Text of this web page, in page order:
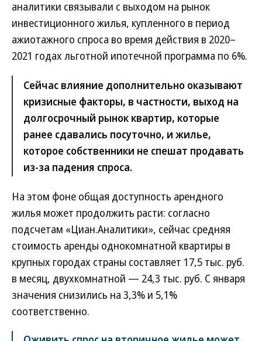
аналитики связывали с выходом на рынок
инвестиционного жилья, купленного в период
ажиотажного спроса во время действия в 2020–
2021 годах льготной ипотечной программа по 6%.
Сейчас влияние дополнительно оказывают
кризисные факторы, в частности, выход на
долгосрочный рынок квартир, которые
ранее сдавались посуточно, и жилье,
которое собственники не спешат продавать
из-за падения спроса.
На этом фоне общая доступность арендного
жилья может продолжить расти: согласно
подсчетам «Циан.Аналитики», сейчас средняя
стоимость аренды однокомнатной квартиры в
крупных городах страны составляет 17,5 тыс. руб.
в месяц, двухкомнатной — 24,3 тыс. руб. С января
значения снизились на 3,3% и 5,1%
соответственно.